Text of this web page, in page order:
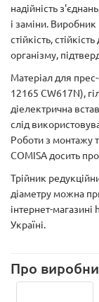
надійність
і заміни.
стійкість,
організму,
Матеріал для
12165 CW617N),
діелектрична
слід
Роботи з монтажу
COMISA досить
Трійник
діаметру можна
інтернет-
Україні.
Про